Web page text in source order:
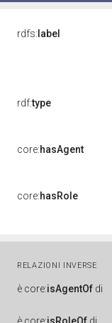
rdfs: label
rdf:type
core:hasAgent
core:hasRole
RELAZIONI INVERSE
è core:isAgentOf di